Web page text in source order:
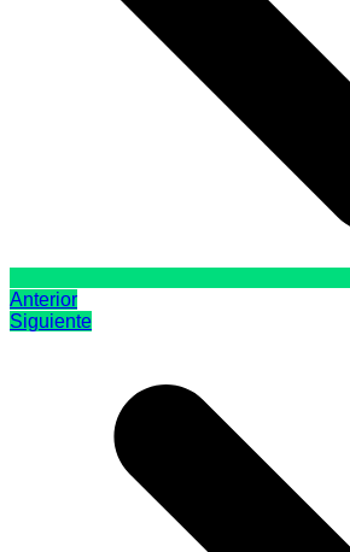
Anterior
Siguiente